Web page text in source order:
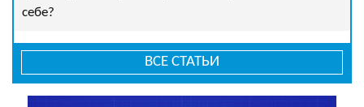
себе?
ВСЕ СТАТЬИ